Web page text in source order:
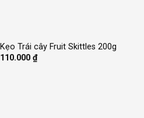
Kẹo Trái cây Fruit Skittles 200g
110.000₫